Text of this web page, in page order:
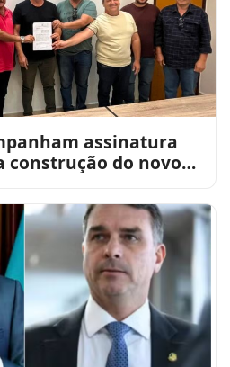
assinatura
construção do novo